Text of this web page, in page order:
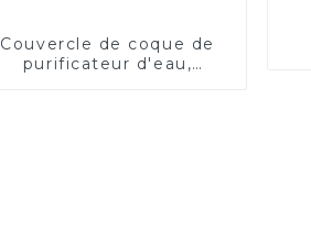
Couvercle de coque de
purificateur d'eau,